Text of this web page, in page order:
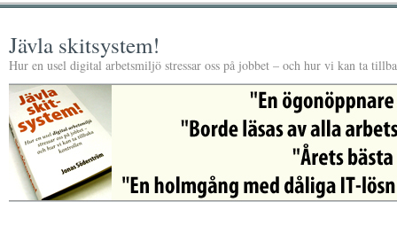
Jävla skitsystem!
Hur en usel digital arbetsmiljö stressar oss på jobbet – och hur vi kan ta